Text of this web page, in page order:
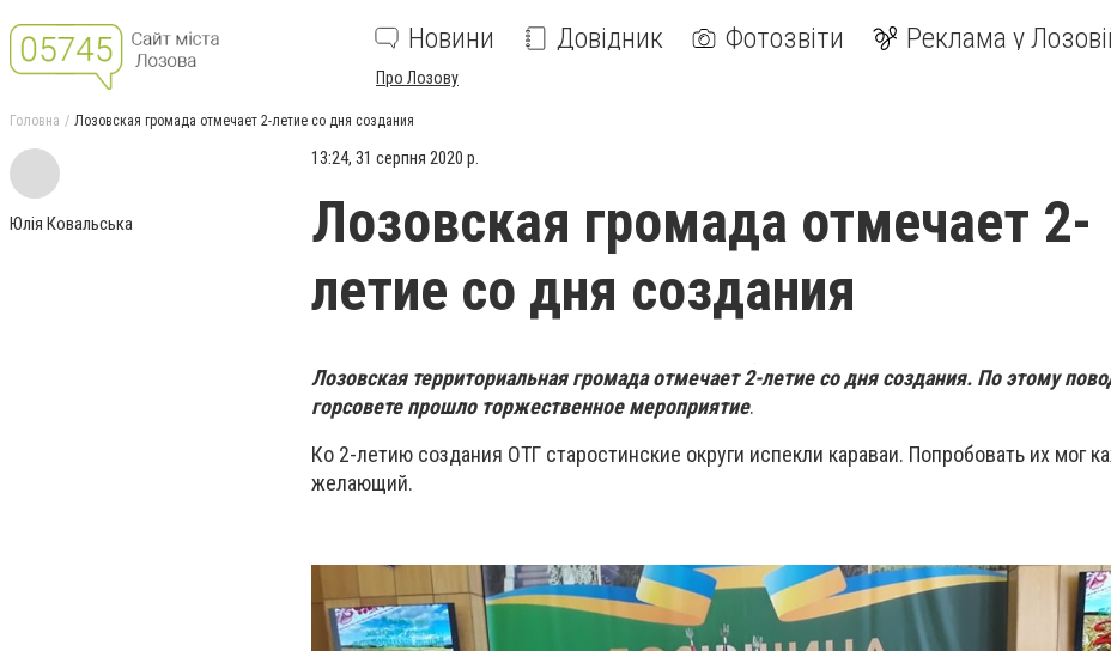
Новини Довідник Фотозвіти Реклама у
Про Лозову
Головна Лозовская громада отмечает 2-летие со дня создания
Юлія Ковальська
13:24, 31 серпня 2020 р.
Лозовская громада отмечает 2-
летие со дня создания
Лозовская территориальная громада отмечает 2-летие со дня создания. По этому
горсовете прошло торжественное мероприятие.
Ко 2-летию создания ОТГ старостинские округи испекли караваи. Попробовать их мог
желающий.